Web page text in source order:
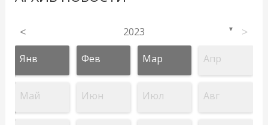
< 2023 ▼ >
Янв Фев Мар Апр
Май Июн Июл Авг